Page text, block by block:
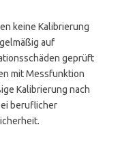
keine Kalibrierung
auf
geprüft
mit Messfunktion
Kalibrierung nach
beruflicher